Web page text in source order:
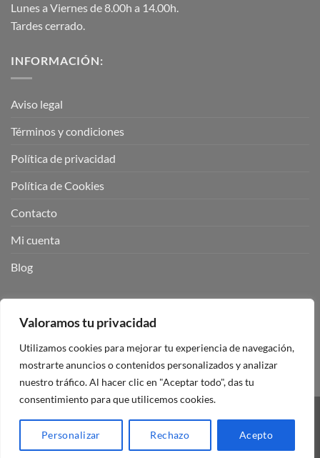
Valoramos tu privacidad
Utilizamos cookies para mejorar tu experiencia de navegación,
mostrarte anuncios o contenidos personalizados y analizar
nuestro tráfico. Al hacer clic en "Aceptar todo", das tu
consentimiento para que utilicemos cookies.
Personalizar Rechazo Acepto
Lunes a Viernes de 8.00h a 14.00h.
Tardes cerrado.
INFORMACIÓN:
Aviso legal
Términos y condiciones
Política de privacidad
Política de Cookies
Contacto
Mi cuenta
Blog
Visa PayPal Stripe MasterCard
Copyright 2026 ©Mando Garaje Universal Tienda Online España.